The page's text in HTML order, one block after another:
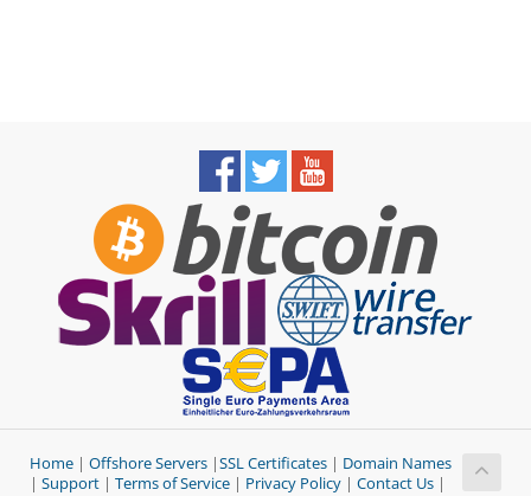
Home | Offshore Servers |SSL Certificates | Domain Names
| Support | Terms of Service | Privacy Policy | Contact Us |